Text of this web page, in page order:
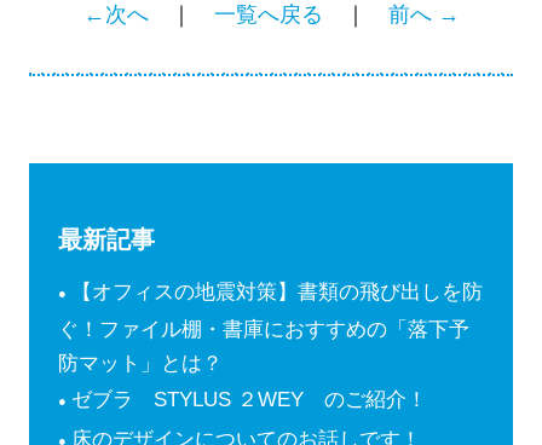
←次へ｜ 一覧へ戻る ｜ 前へ →
最新記事
【オフィスの地震対策】書類の飛び出しを防
ぐ！ファイル棚・書庫におすすめの「落下予
防マット」とは？
ゼブラ STYLUS ２WEY のご紹介！
床のデザインについてのお話しです！